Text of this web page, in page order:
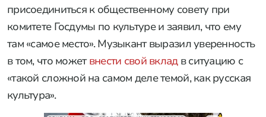
присоединиться к общественному совету при
комитете Госдумы по культуре и заявил, что ему
там «самое место». Музыкант выразил уверенность
в том, что можетвнести свой вкладв ситуацию с
«такой сложной на самом деле темой, как русская
культура».